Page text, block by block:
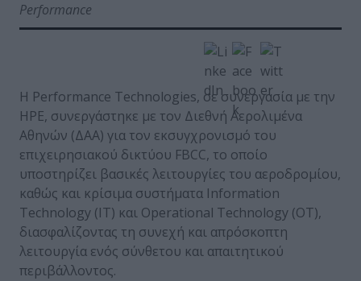
Performance
Η Performance Technologies, σε συνεργασία με την
HPE, συνεργάστηκε με τον Διεθνή Αερολιμένα
Αθηνών (ΔΑΑ) για τον εκσυγχρονισμό του
επιχειρησιακού δικτύου FBCC, το οποίο
υποστηρίζει βασικές λειτουργίες του αεροδρομίου,
καθώς και κρίσιμα συστήματα Information
Technology (IT) και Operational Technology (OT),
διασφαλίζοντας τη συνεχή και απρόσκοπτη
λειτουργία ενός σύνθετου και απαιτητικού
περιβάλλοντος.